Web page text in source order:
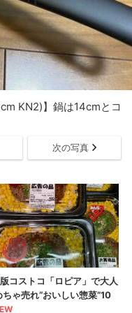
KN2)】鍋は14cmとコ
次の写真